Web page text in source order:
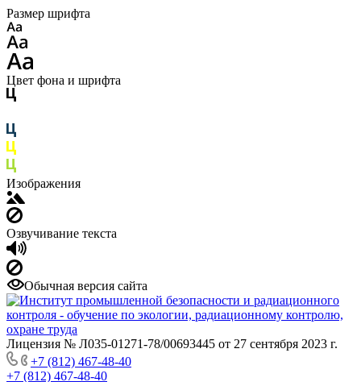
Размер шрифта
Цвет фона и шрифта
Изображения
Озвучивание текста
Обычная версия сайта
Лицензия № Л035-01271-78/00693445 от 27 сентября 2023 г.
+7 (812) 467-48-40
+7 (812) 467-48-40